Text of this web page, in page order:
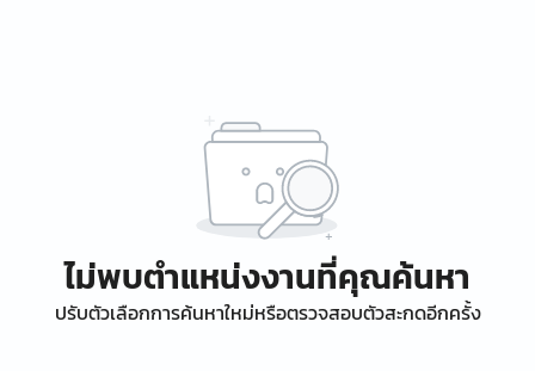
ไม่พบตำแหน่งงานที่คุณค้นหา
ปรับตัวเลือกการค้นหาใหม่หรือตรวจสอบตัวสะกดอีกครั้ง